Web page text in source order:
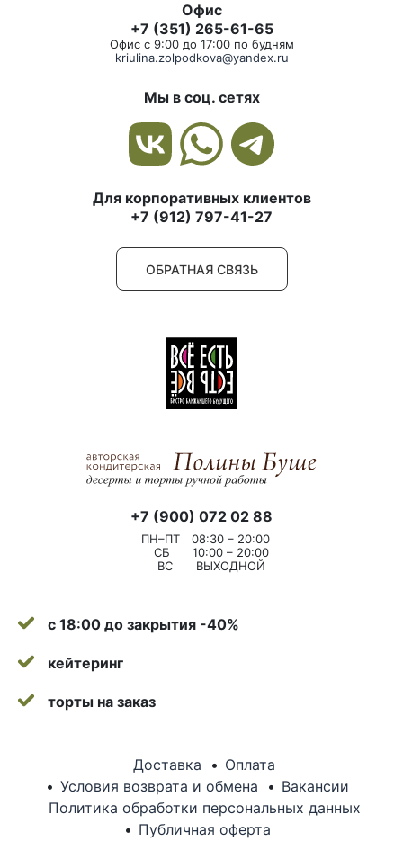
Офис
+7 (351) 265-61-65
Офис с 9:00 до 17:00 по будням
kriulina.zolpodkova@yandex.ru
Мы в соц. сетях
Для корпоративных клиентов
+7 (912) 797-41-27
ОБРАТНАЯ СВЯЗЬ
+7 (900) 072 02 88
ПН–ПТ
08:30 – 20:00
СБ
10:00 – 20:00
ВС
ВЫХОДНОЙ
с 18:00 до закрытия -40%
кейтеринг
торты на заказ
Доставка
Оплата
Условия возврата и обмена
Вакансии
Политика обработки персональных данных
Публичная оферта